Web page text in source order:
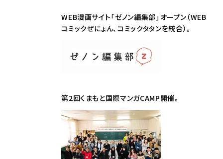
WEB漫画サイト「ゼノン編集部」オープン（WEB
コミックぜにょん、コミックタタンを統合）。
第2回くまもと国際マンガCAMP開催。